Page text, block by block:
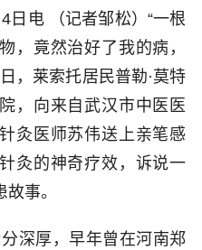
日电 （记者邹松）“一根
，竟然治好了我的病，
，莱索托居民普勒·莫特
，向来自武汉市中医医
灸医师苏伟送上亲笔感
灸的神奇疗效，诉说一
事。
深厚，早年曾在河南郑